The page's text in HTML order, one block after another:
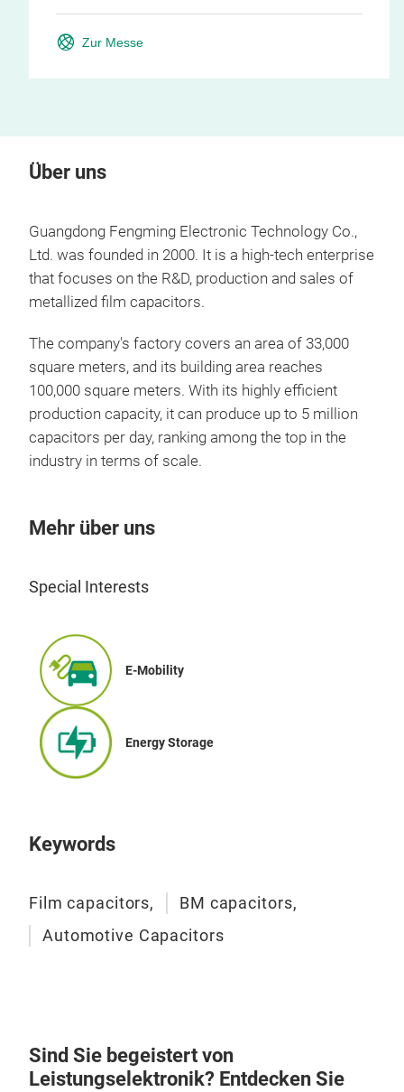
Zur Messe
Über uns
Guangdong Fengming Electronic Technology Co.,
Ltd. was founded in 2000. It is a high-tech enterprise
that focuses on the R&D, production and sales of
metallized film capacitors.
The company's factory covers an area of 33,000
square meters, and its building area reaches
100,000 square meters. With its highly efficient
production capacity, it can produce up to 5 million
capacitors per day, ranking among the top in the
industry in terms of scale.
Mehr über uns
Special Interests
E-Mobility
Energy Storage
Keywords
Film capacitors,
BM capacitors,
Automotive Capacitors
Sind Sie begeistert von
Leistungselektronik? Entdecken Sie